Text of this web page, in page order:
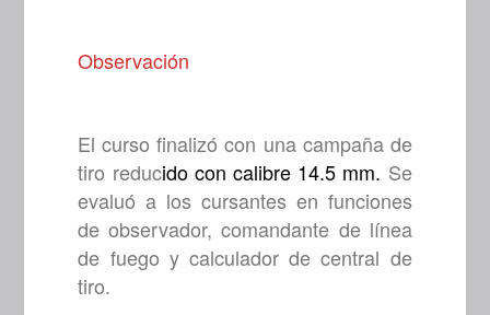
Observación
El curso finalizó con una campaña de
tiro reducido con calibre 14.5 mm. Se
evaluó a los cursantes en funciones
de observador, comandante de línea
de fuego y calculador de central de
tiro.